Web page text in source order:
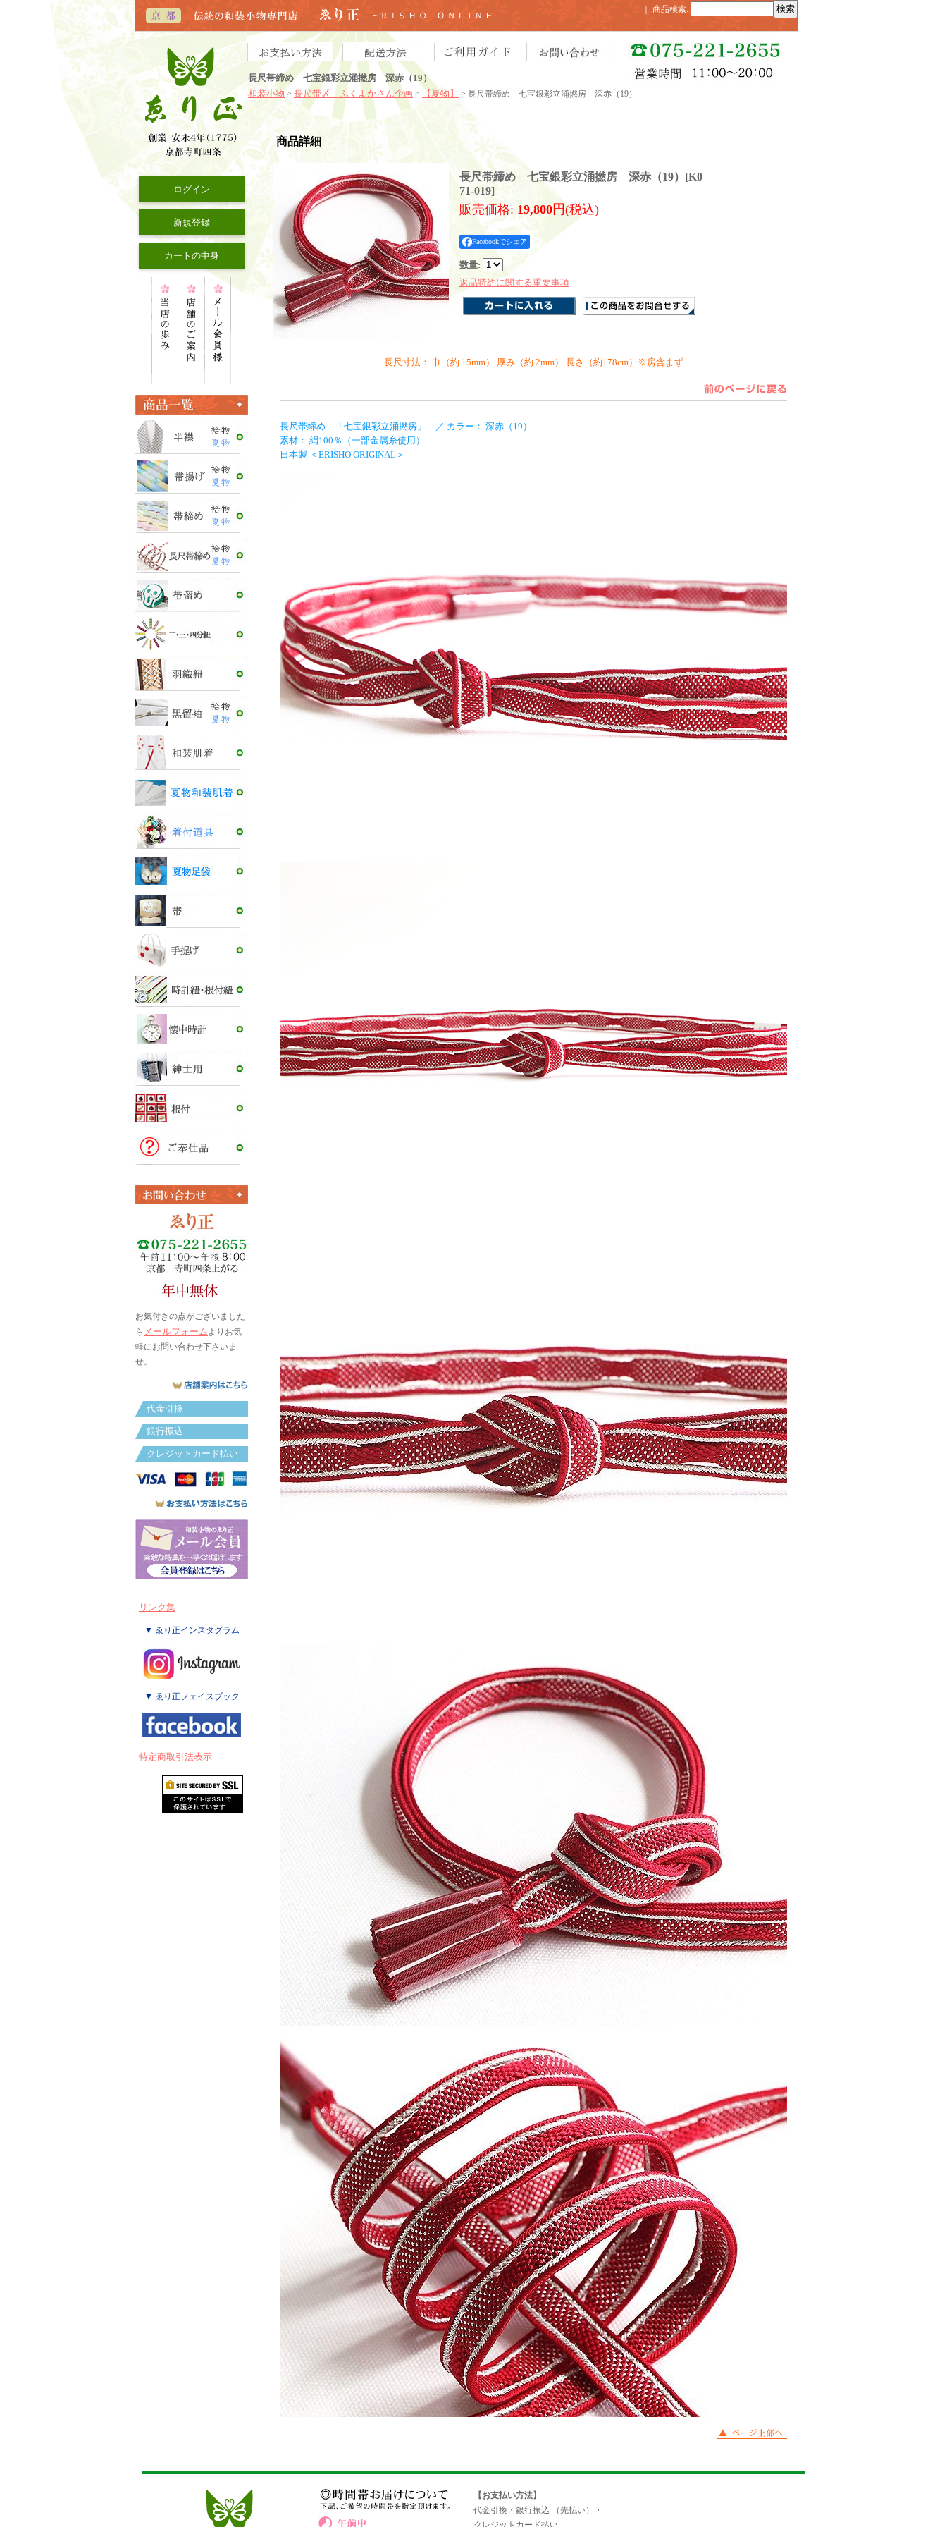
長尺帯締め 七宝銀彩立涌撚房 深赤（19）
和装小物 > 長尺帯〆 ふくよかさん企画 > 【夏物】 > 長尺帯締め 七宝銀彩立涌撚房 深赤（19）
商品検索:
ログイン
新規登録
カートの中身
お気付きの点がございました
ら メールフォームよりお気
軽にお問い合わせ下さいま
せ。
代金引換
銀行振込
クレジットカード払い
リンク集
▼ ゑり正インスタグラム
▼ ゑり正フェイスブック
特定商取引法表示
商品詳細
長尺帯締め 七宝銀彩立涌撚房 深赤（19） [K0
71-019]
販売価格: 19,800円(税込)
Facebookでシェア
数量:
返品特約に関する重要事項
長尺寸法： 巾（約 15mm） 厚み（約 2mm） 長さ（約178cm）※房含まず
長尺帯締め 「七宝銀彩立涌撚房」 ／ カラー： 深赤（19）
素材： 絹100％（一部金属糸使用）
日本製 ＜ERISHO ORIGINAL＞
【お支払い方法】
代金引換・銀行振込 （先払い）・
クレジットカード払い